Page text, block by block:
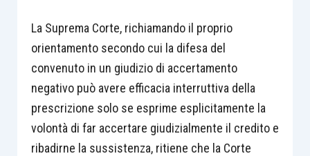
La Suprema Corte, richiamando il proprio
orientamento secondo cui la difesa del
convenuto in un giudizio di accertamento
negativo può avere efficacia interruttiva della
prescrizione solo se esprime esplicitamente la
volontà di far accertare giudizialmente il credito e
ribadirne la sussistenza, ritiene che la Corte